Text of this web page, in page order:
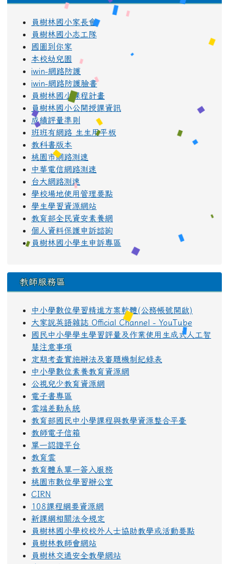
員樹林國小家長會
員樹林國小志工隊
國圖到你家
本校幼兒園
iwin-網路防護
iwin-網路防護臉書
員樹林國小課程計畫
員樹林國小公開授課資訊
成績評量準則
班班有網路 生生用平板
教科書版本
桃園市網路測速
中華電信網路測速
台大網路測速
學校場地使用管理要點
學生學習資源網站
教育部全民資安素養網
個人資料保護申訴諮詢
員樹林國小學生申訴專區
教師服務區
中小學數位學習精進方案軟體(公務帳號開啟)
大家說英語雜誌 Official Channel - YouTube
國民中小學學生學習評量及作業使用生成式人工智
慧注意事項
定期考查實施辦法及審題機制紀錄表
中小學數位素養教育資源網
公視兒少教育資源網
電子書專區
雲端差勤系統
教育部國民中小學課程與教學資源整合平臺
教師電子信箱
單一認證平台
教育雲
教育體系單一簽入服務
桃園市數位學習辦公室
CIRN
108課程綱要資源網
新課綱相關法令規定
員樹林國小學校校外人士協助教學或活動要點
員樹林教師會網站
員樹林交通安全教學網站